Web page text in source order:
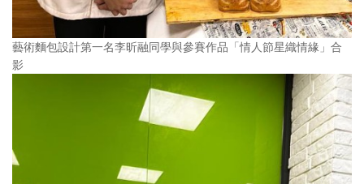
藝術麵包設計第一名李昕融同學與參賽作品「情人節星織情緣」合
影